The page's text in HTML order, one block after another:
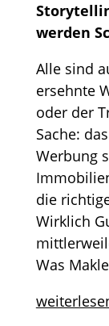
werden
Alle sind
ersehnte
oder der
Sache:
Werbung
die
Wirklich
Was